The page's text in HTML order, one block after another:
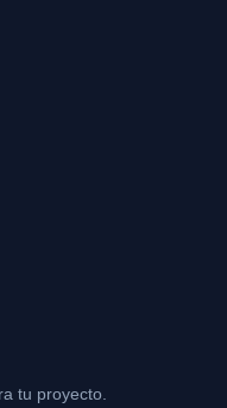
tu proyecto.